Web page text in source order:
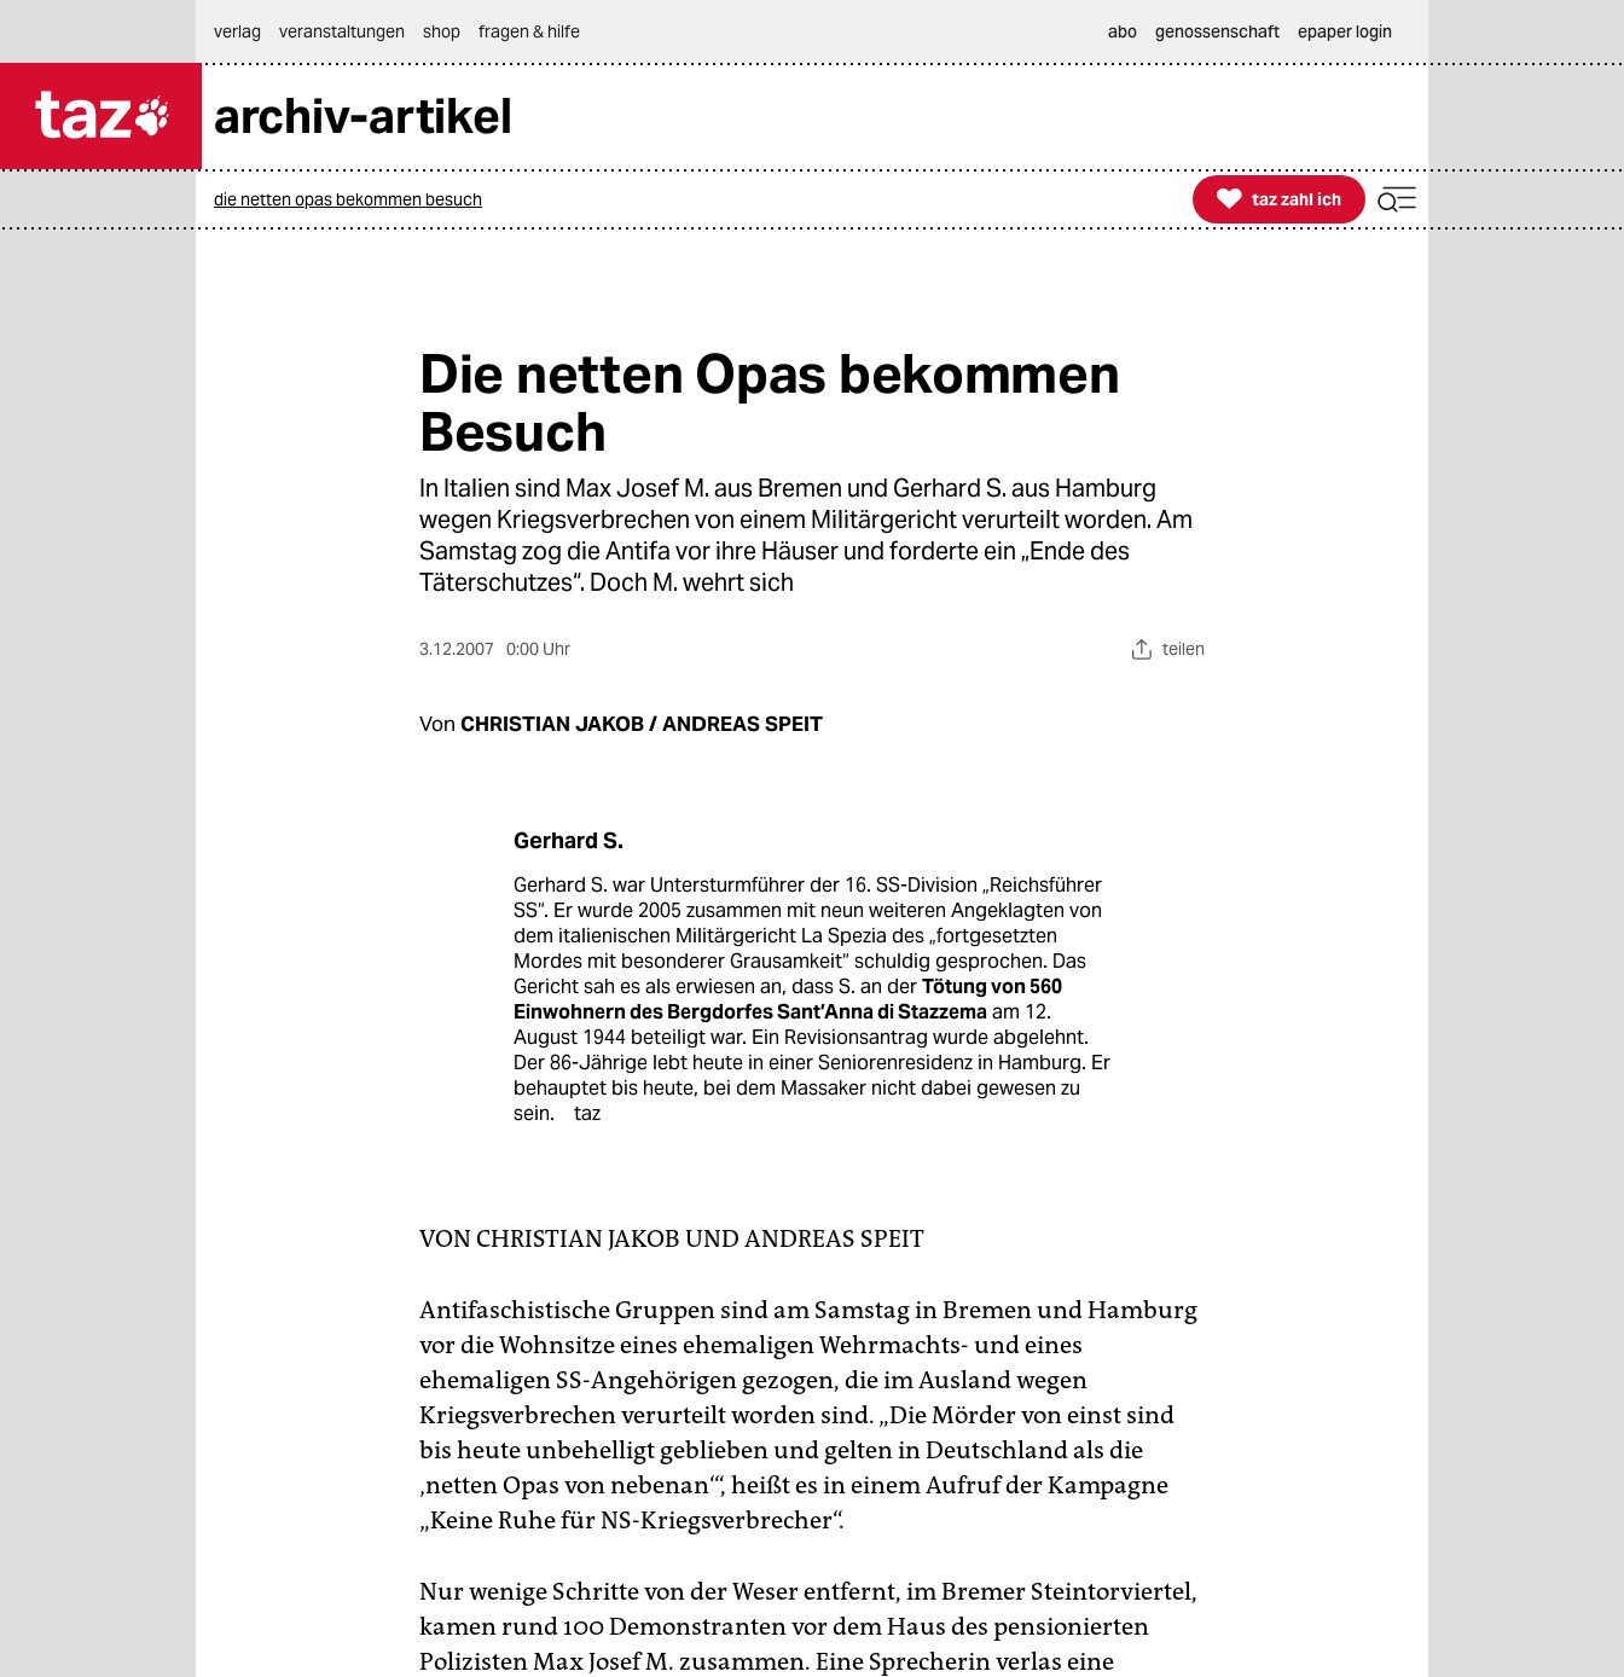
themen
verlag
veranstaltungen shop fragen & hilfe abo genossenschaft epaper login
archiv-artikel
die netten opas bekommen besuch 
taz zahl ich
taz zahl ich
Die netten Opas bekommen
Besuch
In Italien sind Max Josef M. aus Bremen und Gerhard S. aus Hamburg
wegen Kriegsverbrechen von einem Militärgericht verurteilt worden. Am
Samstag zog die Antifa vor ihre Häuser und forderte ein „Ende des
Täterschutzes“. Doch M. wehrt sich
3.12.2007 0:00 Uhr teilen
Von CHRISTIAN JAKOB / ANDREAS SPEIT
Gerhard S.
Gerhard S. war Untersturmführer der 16. SS-Division „Reichsführer
SS“. Er wurde 2005 zusammen mit neun weiteren Angeklagten von
dem italienischen Militärgericht La Spezia des „fortgesetzten
Mordes mit besonderer Grausamkeit“ schuldig gesprochen. Das
Gericht sah es als erwiesen an, dass S. an derTötung von 560
Einwohnern des Bergdorfes Sant’Anna di Stazzemaam 12.
August 1944 beteiligt war. Ein Revisionsantrag wurde abgelehnt.
Der 86-Jährige lebt heute in einer Seniorenresidenz in Hamburg. Er
behauptet bis heute, bei dem Massaker nicht dabei gewesen zu
sein. taz
VON CHRISTIAN JAKOB UND ANDREAS SPEIT
Antifaschistische Gruppen sind am Samstag in Bremen und Hamburg
vor die Wohnsitze eines ehemaligen Wehrmachts- und eines
ehemaligen SS-Angehörigen gezogen, die im Ausland wegen
Kriegsverbrechen verurteilt worden sind. „Die Mörder von einst sind
bis heute unbehelligt geblieben und gelten in Deutschland als die
‚netten Opas von nebenan‘“, heißt es in einem Aufruf der Kampagne
„Keine Ruhe für NS-Kriegsverbrecher“.
Nur wenige Schritte von der Weser entfernt, im Bremer Steintorviertel,
kamen rund 100 Demonstranten vor dem Haus des pensionierten
Polizisten Max Josef M. zusammen. Eine Sprecherin verlas eine